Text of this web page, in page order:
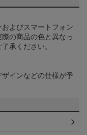
よびスマートフォン
の商品の色と異なっ
承ください。
インなどの仕様が予